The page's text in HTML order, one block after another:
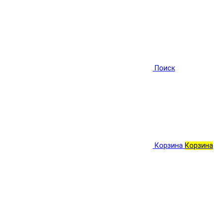
Поиск
Корзина Корзина